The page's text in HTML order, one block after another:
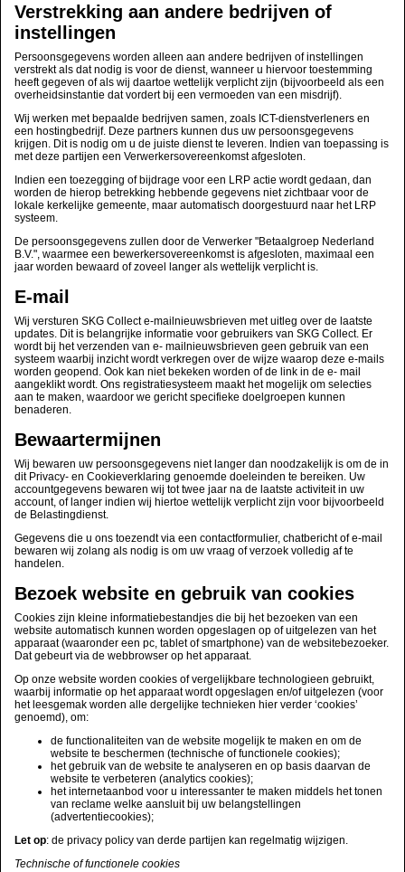
Verstrekking aan andere bedrijven of
instellingen
Persoonsgegevens worden alleen aan andere bedrijven of instellingen
verstrekt als dat nodig is voor de dienst, wanneer u hiervoor toestemming
heeft gegeven of als wij daartoe wettelijk verplicht zijn (bijvoorbeeld als een
overheidsinstantie dat vordert bij een vermoeden van een misdrijf).
Wij werken met bepaalde bedrijven samen, zoals ICT-dienstverleners en
een hostingbedrijf. Deze partners kunnen dus uw persoonsgegevens
krijgen. Dit is nodig om u de juiste dienst te leveren. Indien van toepassing is
met deze partijen een Verwerkersovereenkomst afgesloten.
Indien een toezegging of bijdrage voor een LRP actie wordt gedaan, dan
worden de hierop betrekking hebbende gegevens niet zichtbaar voor de
lokale kerkelijke gemeente, maar automatisch doorgestuurd naar het LRP
systeem.
De persoonsgegevens zullen door de Verwerker "Betaalgroep Nederland
B.V.", waarmee een bewerkersovereenkomst is afgesloten, maximaal een
jaar worden bewaard of zoveel langer als wettelijk verplicht is.
E-mail
Wij versturen SKG Collect e-mailnieuwsbrieven met uitleg over de laatste
updates. Dit is belangrijke informatie voor gebruikers van SKG Collect. Er
wordt bij het verzenden van e- mailnieuwsbrieven geen gebruik van een
systeem waarbij inzicht wordt verkregen over de wijze waarop deze e-mails
worden geopend. Ook kan niet bekeken worden of de link in de e- mail
aangeklikt wordt. Ons registratiesysteem maakt het mogelijk om selecties
aan te maken, waardoor we gericht specifieke doelgroepen kunnen
benaderen.
Bewaartermijnen
Wij bewaren uw persoonsgegevens niet langer dan noodzakelijk is om de in
dit Privacy- en Cookieverklaring genoemde doeleinden te bereiken. Uw
accountgegevens bewaren wij tot twee jaar na de laatste activiteit in uw
account, of langer indien wij hiertoe wettelijk verplicht zijn voor bijvoorbeeld
de Belastingdienst.
Gegevens die u ons toezendt via een contactformulier, chatbericht of e-mail
bewaren wij zolang als nodig is om uw vraag of verzoek volledig af te
handelen.
Bezoek website en gebruik van cookies
Cookies zijn kleine informatiebestandjes die bij het bezoeken van een
website automatisch kunnen worden opgeslagen op of uitgelezen van het
apparaat (waaronder een pc, tablet of smartphone) van de websitebezoeker.
Dat gebeurt via de webbrowser op het apparaat.
Op onze website worden cookies of vergelijkbare technologieen gebruikt,
waarbij informatie op het apparaat wordt opgeslagen en/of uitgelezen (voor
het leesgemak worden alle dergelijke technieken hier verder ‘cookies’
genoemd), om:
de functionaliteiten van de website mogelijk te maken en om de
website te beschermen (technische of functionele cookies);
het gebruik van de website te analyseren en op basis daarvan de
website te verbeteren (analytics cookies);
het internetaanbod voor u interessanter te maken middels het tonen
van reclame welke aansluit bij uw belangstellingen
(advertentiecookies);
Let op: de privacy policy van derde partijen kan regelmatig wijzigen.
Technische of functionele cookies